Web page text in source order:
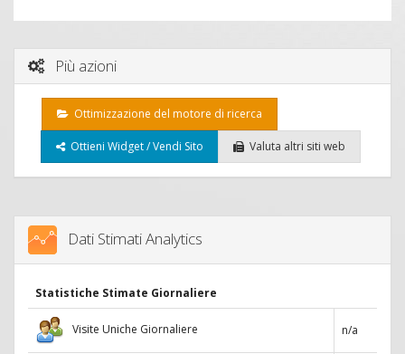
Più azioni
Ottimizzazione del motore di ricerca
Ottieni Widget / Vendi Sito Valuta altri siti web
Dati Stimati Analytics
Statistiche Stimate Giornaliere
Visite Uniche Giornaliere n/a